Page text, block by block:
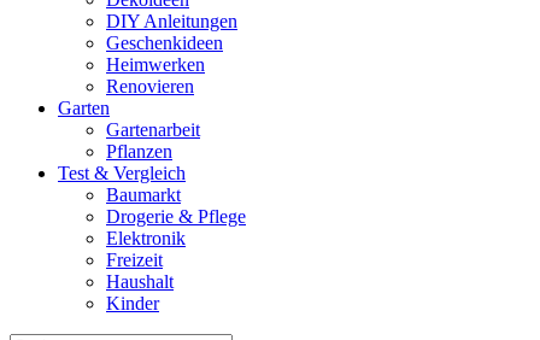
DIY Anleitungen
Geschenkideen
Heimwerken
Renovieren
Garten
Gartenarbeit
Pflanzen
Test & Vergleich
Baumarkt
Drogerie & Pflege
Elektronik
Freizeit
Haushalt
Kinder